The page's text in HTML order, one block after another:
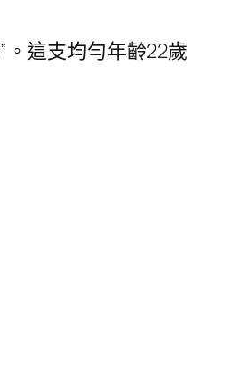
這支均勻年齡22歲